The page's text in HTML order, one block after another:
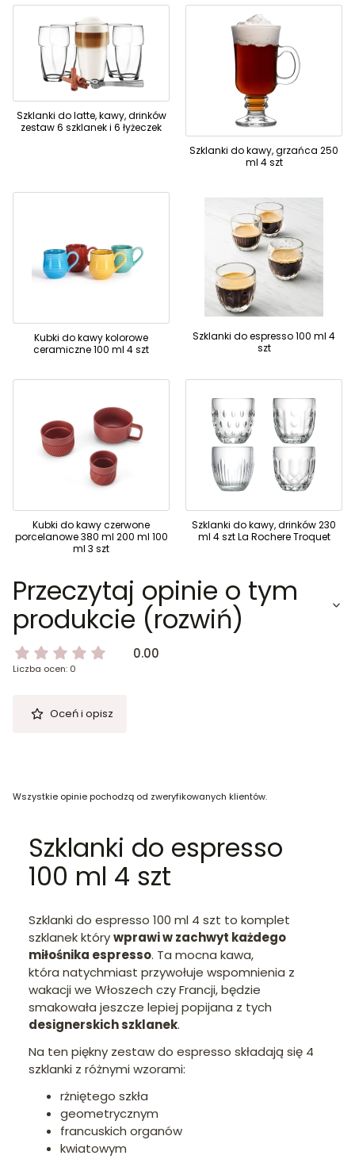
Szklanki do latte, kawy, drinków
zestaw 6 szklanek i 6 łyżeczek
Szklanki do kawy, grzańca 250
ml 4 szt
Kubki do kawy kolorowe
ceramiczne 100 ml 4 szt
Szklanki do espresso 100 ml 4
szt
Kubki do kawy czerwone
porcelanowe 380 ml 200 ml 100
ml 3 szt
Szklanki do kawy, drinków 230
ml 4 szt La Rochere Troquet
Przeczytaj opinie o tym
produkcie (rozwiń)
0.00
Liczba ocen: 0
Oceń i opisz
Wszystkie opinie pochodzą od zweryfikowanych klientów.
Szklanki do espresso
100 ml 4 szt
Szklanki do espresso 100 ml 4 szt to komplet
szklanek którywprawi w zachwyt każdego
miłośnika espresso. Ta mocna kawa,
która natychmiast przywołuje wspomnienia z
wakacji we Włoszech czy Francji, będzie
smakowała jeszcze lepiej popijana z tych
designerskich szklanek.
Na ten piękny zestaw do espresso składają się 4
szklanki z różnymi wzorami:
rżniętego szkła
geometrycznym
francuskich organów
kwiatowym